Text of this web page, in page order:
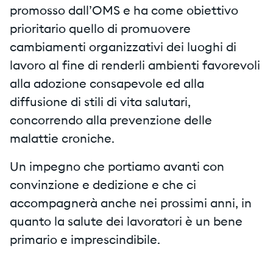
promosso dall’OMS e ha come obiettivo
prioritario quello di promuovere
cambiamenti organizzativi dei luoghi di
lavoro al fine di renderli ambienti favorevoli
alla adozione consapevole ed alla
diffusione di stili di vita salutari,
concorrendo alla prevenzione delle
malattie croniche.
Un impegno che portiamo avanti con
convinzione e dedizione e che ci
accompagnerà anche nei prossimi anni, in
quanto la salute dei lavoratori è un bene
primario e imprescindibile.